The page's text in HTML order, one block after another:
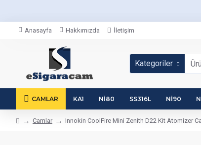
Anasayfa Hakkımızda İletişim
Kategoriler
CAMLAR KA1 NI80 SS316L NI90
Camlar Innokin CoolFire Mini Zenith D22 Kit Atomizer